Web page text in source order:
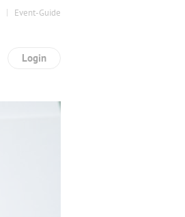
Event-Guide
Login